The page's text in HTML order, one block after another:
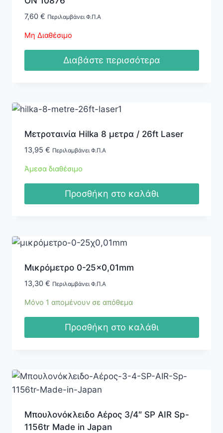
7,60 € Περιλαμβάνει Φ.Π.Α
Μη Διαθέσιμο
Διαβάστε περισσότερα
Μετροταινία Hilka 8 μετρα / 26ft Laser
13,95 € Περιλαμβάνει Φ.Π.Α
Άμεσα διαθέσιμο
Προσθήκη στο καλάθι
Μικρόμετρο 0-25×0,01mm
13,30 € Περιλαμβάνει Φ.Π.Α
Μόνο 1 απομένουν σε απόθεμα
Προσθήκη στο καλάθι
Μπουλονόκλειδο Αέρος 3/4″ SP AIR Sp-
1156tr Made in Japan